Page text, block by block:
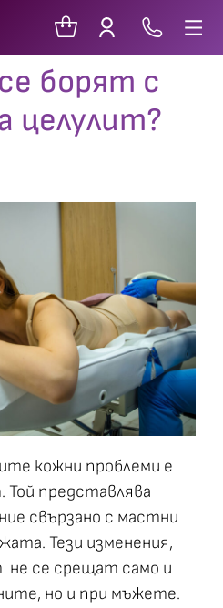
борят с
целулит?
кожни проблеми е
Той представлява
свързано с мастни
Тези изменения,
не се срещат само и
но и при мъжете.